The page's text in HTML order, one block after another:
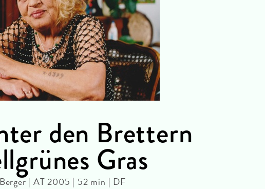
den Brettern
Gras
| AT 2005 | 52 min | DF